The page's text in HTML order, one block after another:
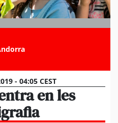
- 04:05 CEST
en les